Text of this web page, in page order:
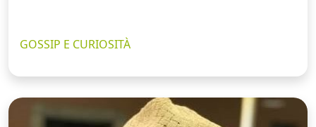
GOSSIP E CURIOSITÀ